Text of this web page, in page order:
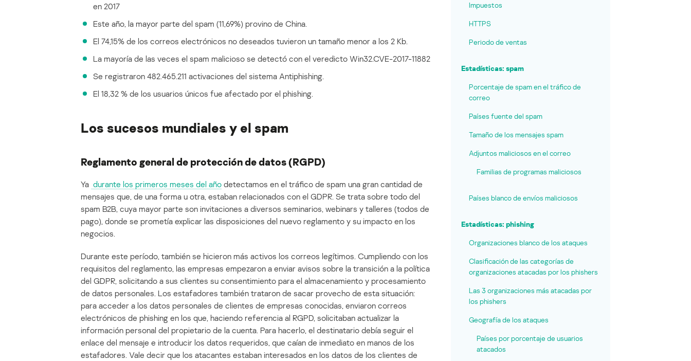
en 2017
Este año, la mayor parte del spam (11,69%) provino de China.
El 74,15% de los correos electrónicos no deseados tuvieron un tamaño menor a los 2 Kb.
La mayoría de las veces el spam malicioso se detectó con el veredicto Win32.CVE-2017-11882
Se registraron 482.465.211 activaciones del sistema Antiphishing.
El 18,32 % de los usuarios únicos fue afectado por el phishing.
Los sucesos mundiales y el spam
Reglamento general de protección de datos (RGPD)
Ya durante los primeros meses del año detectamos en el tráfico de spam una gran cantidad de
mensajes que, de una forma u otra, estaban relacionados con el GDPR. Se trata sobre todo del
spam B2B, cuya mayor parte son invitaciones a diversos seminarios, webinars y talleres (todos de
pago), donde se prometía explicar las disposiciones del nuevo reglamento y su impacto en los
negocios.
Durante este período, también se hicieron más activos los correos legítimos. Cumpliendo con los
requisitos del reglamento, las empresas empezaron a enviar avisos sobre la transición a la política
del GDPR, solicitando a sus clientes su consentimiento para el almacenamiento y procesamiento
de datos personales. Los estafadores también trataron de sacar provecho de esta situación:
para acceder a los datos personales de clientes de empresas conocidas, enviaron correos
electrónicos de phishing en los que, haciendo referencia al RGPD, solicitaban actualizar la
información personal del propietario de la cuenta. Para hacerlo, el destinatario debía seguir el
enlace del mensaje e introducir los datos requeridos, que caían de inmediato en manos de los
estafadores. Vale decir que los atacantes estaban interesados ​​en los datos de los clientes de
Impuestos
HTTPS
Periodo de ventas
Estadísticas: spam
Porcentaje de spam en el tráfico de
correo
Países fuente del spam
Tamaño de los mensajes spam
Adjuntos maliciosos en el correo
Familias de programas maliciosos
Países blanco de envíos maliciosos
Estadísticas: phishing
Organizaciones blanco de los ataques
Clasificación de las categorías de
organizaciones atacadas por los phishers
Las 3 organizaciones más atacadas por
los phishers
Geografía de los ataques
Países por porcentaje de usuarios
atacados